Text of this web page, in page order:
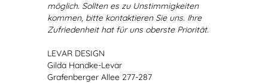
möglich. Sollten es zu Unstimmigkeiten
kommen, bitte kontaktieren Sie uns. Ihre
Zufriedenheit hat für uns oberste Priorität.
LEVAR DESIGN
Gilda Handke-Levar
Grafenberger Allee 277-287